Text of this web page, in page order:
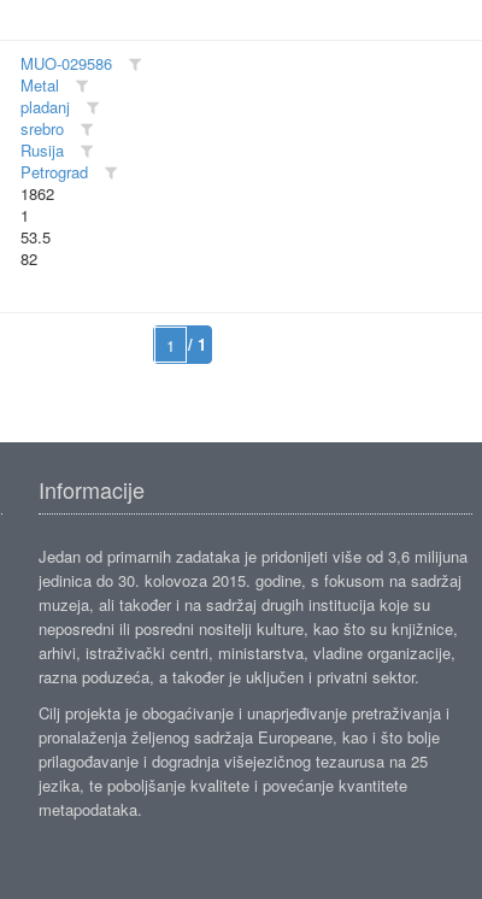
MUO-029586
Metal
pladanj
srebro
Rusija
Petrograd
1862
1
53.5
82
/ 1
Informacije
Jedan od primarnih zadataka je pridonijeti više od 3,6 milijuna
jedinica do 30. kolovoza 2015. godine, s fokusom na sadržaj
muzeja, ali također i na sadržaj drugih institucija koje su
neposredni ili posredni nositelji kulture, kao što su knjižnice,
arhivi, istraživački centri, ministarstva, vladine organizacije,
razna poduzeća, a također je uključen i privatni sektor.
Cilj projekta je obogaćivanje i unaprjeđivanje pretraživanja i
pronalaženja željenog sadržaja Europeane, kao i što bolje
prilagođavanje i dogradnja višejezičnog tezaurusa na 25
jezika, te poboljšanje kvalitete i povećanje kvantitete
metapodataka.